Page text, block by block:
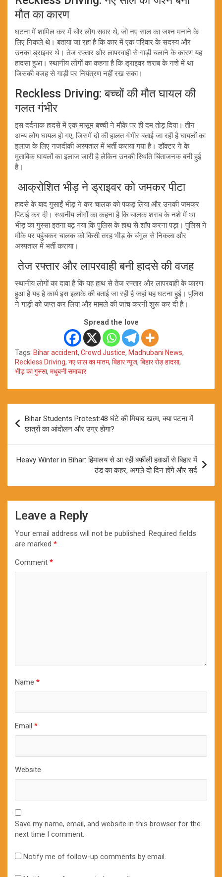
मौत का कारण
घटना में शामिल कर में चोर लोग सवार थे, जो नए साल का जश्न मनाने के
लिए निकले थे। बताया जा रहा है कि कार में एक परिवार के सदस्य और
उनका ड्राइवर थे। तेज रफ्तार और लापरवाही से गाड़ी चलाने के कारण यह
हादसा हुआ। स्थानीय लोगों का कहना है कि ड्राइवर शराब के नशे में था
जिसकी वजह से गाड़ी पर नियंत्रण नहीं रख सका।
Reckless Driving: बच्चों की मौत घायल की
गलत गंभीर
इस दर्दनाक हादसे में एक मासूम बच्ची ने मौके पर ही दम तोड़ दिया। तीन
अन्य लोग घायल हो गए, जिसमें दो की हालत गंभीर बताई जा रही है घायलों का
इलाज के लिए नजदीकी अस्पताल में भर्ती कराया गया है। डॉक्टर ने के
मुताबिक घायलों का इलाज जारी है लेकिन उनकी स्थिति चिंताजनक बनी हुई
है।
आक्रोशित भीड़ ने ड्राइवर को जमकर पीटा
हादसे के बाद गुसाईं भीड़ ने कर चालक को पकड़ लिया और उनकी जमकर
पिटाई कर दी। स्थानीय लोगों का कहना है कि चालक शराब के नशे में था
भीड़ का गुस्सा इतना बढ़ गया कि पुलिस के हाथ से शॉप करना पड़ा। पुलिस ने
मौके पर पहुंचकर चालक को किसी तरह भीड़ के चंगुल से निकला और
अस्पताल में भर्ती कराया।
तेज रफ्तार और लापरवाही बनी हादसे की वजह
स्थानीय लोगों का दावा है कि यह हाथ से तेज रफ्तार और लापरवाही के कारण
हुआ है यह है कार्य इस इलाके की बताई जा रही है जहां यह घटना हुई। पुलिस
ने गाड़ी को जप्त कर लिया और मामले की जांच करनी शुरू कर दी है।
Spread the love
Tags: Bihar accident, Crowd Justice, Madhubani News,
Reckless Driving, नए साल का मातम, बिहार न्यूज, बिहार रोड़ हादसा,
भीड़ का गुस्सा, मधुबनी समाचार
navigation
Bihar Students Protest:48 घंटे की मियाद खत्म, क्या पटना में
छात्रों का आंदोलन और उग्र होगा?
Heavy Winter in Bihar: हिमालय से आ रही बर्फीली हवाओं से बिहार में
ठंड का कहर, अगले दो दिन होंगे और सर्द
Leave a Reply
Your email address will not be published. Required fields
are marked *
Comment *
Name *
Email *
Website
Save my name, email, and website in this browser for the
next time I comment.
Notify me of follow-up comments by email.